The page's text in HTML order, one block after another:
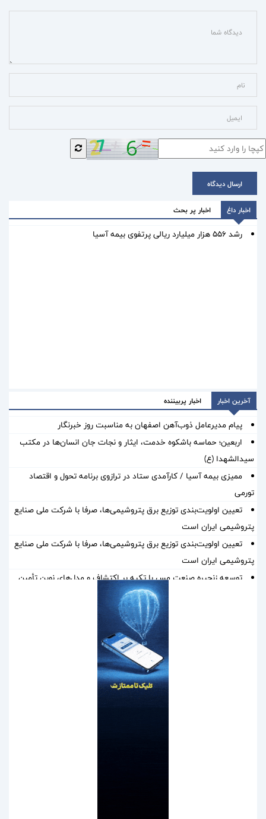
ارسال دیدگاه
اخبار داغ اخبار پر بحث
رشد ۵۵۶ هزار میلیارد ریالی پرتفوی بیمه آسیا
آخرین اخبار اخبار پربیننده
پیام مدیرعامل ذوب‌آهن اصفهان به مناسبت روز خبرنگار
اربعین؛ حماسه باشکوه خدمت، ایثار و نجات جان انسان‌ها در مکتب
سیدالشهدا (ع)
ممیزی بیمه آسیا / کارآمدی ستاد در ترازوی برنامه تحول و اقتصاد
تورمی
تعیین اولویت‌بندی توزیع برق پتروشیمی‌ها، صرفا با شرکت ملی صنایع
پتروشیمی ایران است
تعیین اولویت‌بندی توزیع برق پتروشیمی‌ها، صرفا با شرکت ملی صنایع
پتروشیمی ایران است
توسعه زنجیره صنعت مس با تکیه بر اکتشاف و مدل‌های نوین تأمین
ایران، شریک راهبردی اتحادیه اقتصادی اوراسیا در مسیر توسعه تجارت
پرداخت مطالبات بازنشستگان در اولویت تأمین اجتماعی؛ پیگیری برای
نشست هم افزایی ستاد اربعین بیمه ایران و سازمان حج و زیارت برگزار